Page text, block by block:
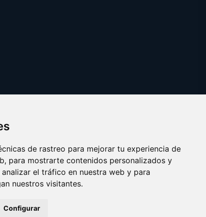
de rastreo para mejorar tu experiencia de
para mostrarte contenidos personalizados y
el tráfico en nuestra web y para
nuestros visitantes.
Configurar
Copyright © 2025